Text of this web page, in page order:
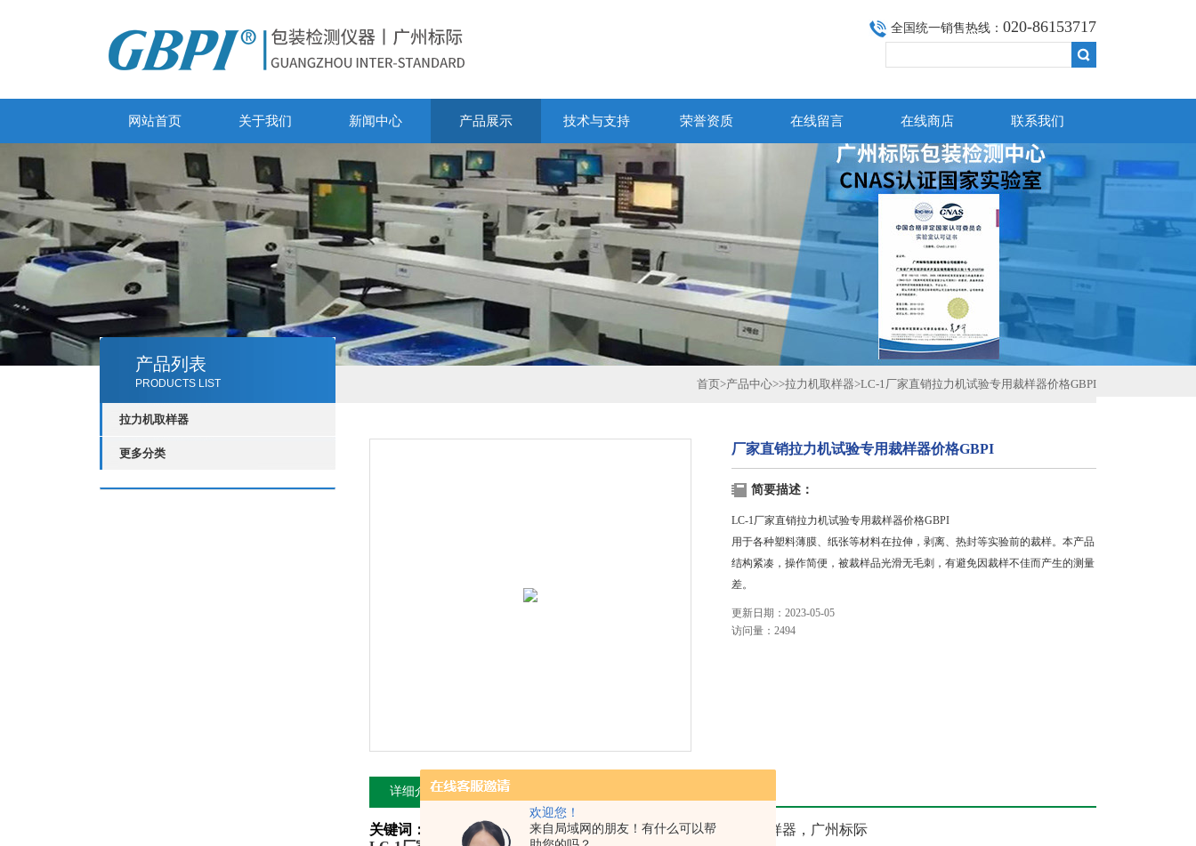
欢迎您！
来自局域网的朋友！有什么可以帮
全国统一销售热线： 020-86153717
网站首页 关于我们 新闻中心 产品展示 技术与支持 荣誉资质 在线留言 在线商店 联系我们
产品列表
PRODUCTS LIST
拉力机取样器
更多分类
首页>产品中心>>拉力机取样器>LC-1厂家直销拉力机试验专用裁样器价格GBPI
厂家直销拉力机试验专用裁样器价格GBPI
简要描述：
LC-1厂家直销拉力机试验专用裁样器价格GBPI
用于各种塑料薄膜、纸张等材料在拉伸，剥离、热封等实验前的裁样。本产品
结构紧凑，操作简便，被裁样品光滑无毛刺，有避免因裁样不佳而产生的测量
差。
更新日期：2023-05-05
访问量：2494
详细介绍
关键词：
拉力机试验专用裁样器，拉力机专业取样器，拉力机取样器，广州标际